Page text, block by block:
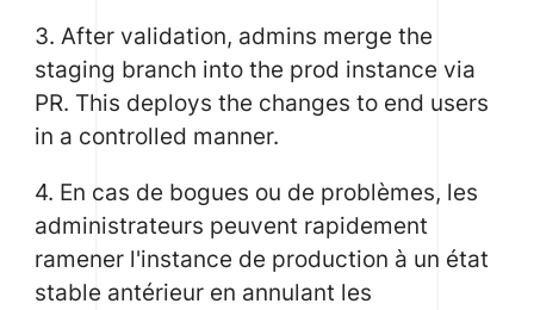
3. After validation, admins merge the
staging branch into the prod instance via
PR. This deploys the changes to end users
in a controlled manner.
4. En cas de bogues ou de problèmes, les
administrateurs peuvent rapidement
ramener l'instance de production à un état
stable antérieur en annulant les